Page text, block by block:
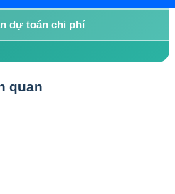
dự toán chi phí
quan